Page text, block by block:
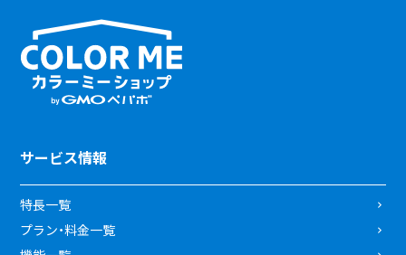
サービス情報
特長一覧
プラン・料金一覧